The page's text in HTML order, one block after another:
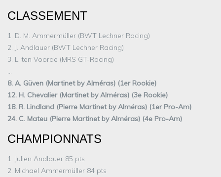
CLASSEMENT
1. D. M. Ammermüller (BWT Lechner Racing)
2. J. Andlauer (BWT Lechner Racing)
3. L. ten Voorde (MRS GT-Racing)
…
8. A. Güven (Martinet by Alméras) (1er Rookie)
12. H. Chevalier (Martinet by Alméras) (3e Rookie)
18. R. Lindland (Pierre Martinet by Alméras) (1er Pro-Am)
24. C. Mateu (Pierre Martinet by Alméras) (4e Pro-Am)
CHAMPIONNATS
1. Julien Andlauer 85 pts
2. Michael Ammermüller 84 pts